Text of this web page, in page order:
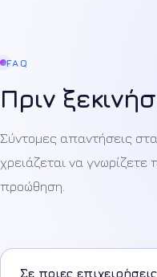
FAQ
Πριν
Σύντομες απαντήσεις
χρειάζεται να
προώθηση.
Σε ποιες